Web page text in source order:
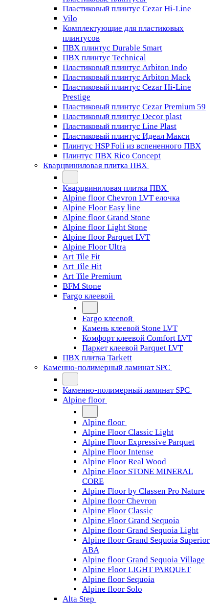
Пластиковый плинтус Cezar Hi-Line
Vilo
Комплектующие для пластиковых
плинтусов
ПВХ плинтус Durable Smart
ПВХ плинтус Technical
Пластиковый плинтус Arbiton Indo
Пластиковый плинтус Arbiton Mack
Пластиковый плинтус Cezar Hi-Line
Prestige
Пластиковый плинтус Cezar Premium 59
Пластиковый плинтус Decor plast
Пластиковый плинтус Line Plast
Пластиковый плинтус Идеал Макси
Плинтус HSP Foli из вспененного ПВХ
Плинтус ПВХ Rico Concept
Кварцвиниловая плитка ПВХ
Кварцвиниловая плитка ПВХ
Alpine floor Chevron LVT елочка
Alpine Floor Easy line
Alpine floor Grand Stone
Alpine floor Light Stone
Alpine floor Parquet LVT
Alpine Floor Ultra
Art Tile Fit
Art Tile Hit
Art Tile Premium
BFM Stone
Fargo клеевой
Fargo клеевой
Камень клеевой Stone LVT
Комфорт клеевой Comfort LVT
Паркет клеевой Parquet LVT
ПВХ плитка Tarkett
Каменно-полимерный ламинат SPC
Каменно-полимерный ламинат SPC
Alpine floor
Alpine floor
Alpine Floor Classic Light
Alpine Floor Expressive Parquet
Alpine Floor Intense
Alpine Floor Real Wood
Alpine Floor STONE MINERAL
CORE
Alpine Floor by Classen Pro Nature
Alpine floor Chevron
Alpine Floor Classic
Alpine Floor Grand Sequoia
Alpine floor Grand Sequoia Light
Alpine floor Grand Sequoia Superior
ABA
Alpine floor Grand Sequoia Village
Alpine Floor LIGHT PARQUET
Alpine floor Sequoia
Alpine floor Solo
Alta Step